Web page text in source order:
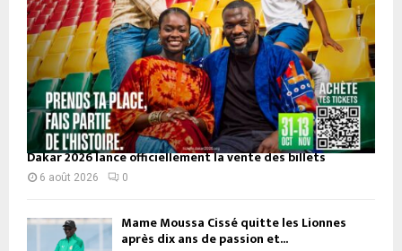
Dakar 2026 lance officiellement la vente des billets
6 août 2026 0
Mame Moussa Cissé quitte les Lionnes
après dix ans de passion et...